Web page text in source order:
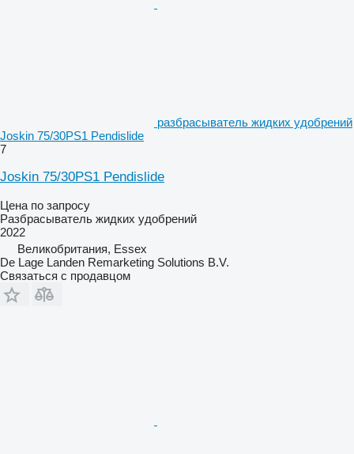
разбрасыватель жидких удобрений
Joskin 75/30PS1 Pendislide
7
Joskin 75/30PS1 Pendislide
Цена по запросу
Разбрасыватель жидких удобрений
2022
Великобритания, Essex
De Lage Landen Remarketing Solutions B.V.
Связаться с продавцом